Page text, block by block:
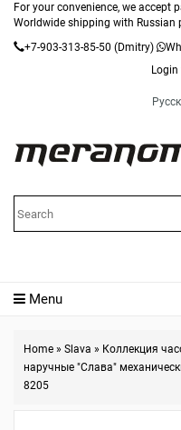
For your convenience, we accept
Worldwide shipping with Russian
+7-903-313-85-50 (Dmitry)
Login
Menu
Home » Slava » Коллекция
наручные "Слава"
8205